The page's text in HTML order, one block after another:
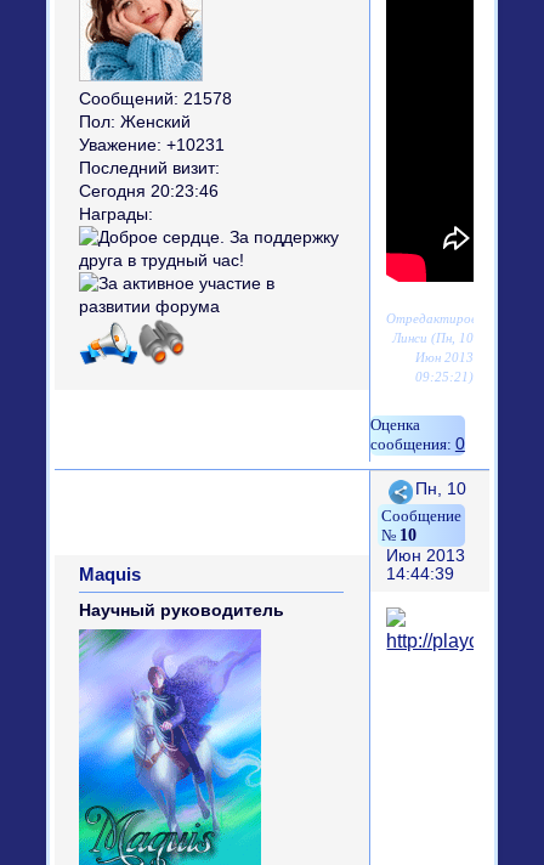
Сообщений: 21578
Пол: Женский
Уважение: +10231
Последний визит:
Сегодня 20:23:46
Награды:
Отредактировано
Линси (Пн, 10
Июн 2013
09:25:21)
0
Поделиться
10
Пн, 10
Июн 2013
14:44:39
Maquis
Научный руководитель